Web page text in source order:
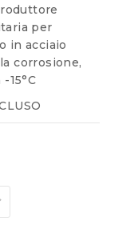
per
in acciaio
corrosione,
15°C